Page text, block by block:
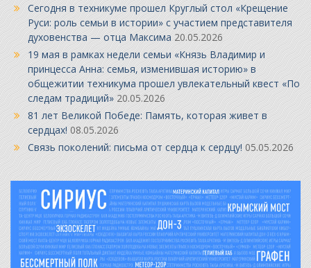
Сегодня в техникуме прошел Круглый стол «Крещение
Руси: роль семьи в истории» с участием представителя
духовенства — отца Максима 20.05.2026
19 мая в рамках недели семьи «Князь Владимир и
принцесса Анна: семья, изменившая историю» в
общежитии техникума прошел увлекательный квест «По
следам традиций» 20.05.2026
81 лет Великой Победе: Память, которая живет в
сердцах! 08.05.2026
Связь поколений: письма от сердца к сердцу! 05.05.2026